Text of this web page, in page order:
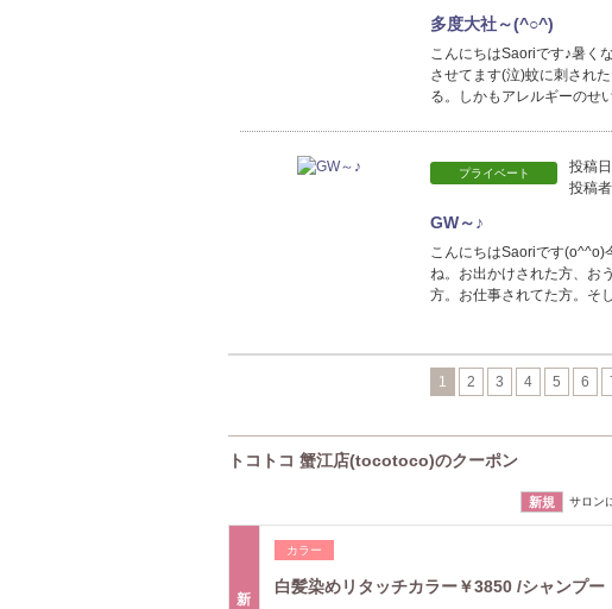
多度大社～(^○^)
こんにちはSaoriです♪暑く
させてます(泣)蚊に刺され
る。しかもアレルギーのせ
プライベート 投稿日
投稿者
GW～♪
こんにちはSaoriです(o^^o)
ね。お出かけされた方、お
方。お仕事されてた方。そ
1 2 3 4 5 6
トコトコ 蟹江店(tocotoco)のクーポン
新規 サロン
新
カラー
白髪染めリタッチカラー￥3850 /シャンプー